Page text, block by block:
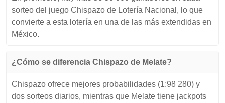
sorteo del juego Chispazo de Lotería Nacional, lo que
convierte a esta lotería en una de las más extendidas en
México.
¿Cómo se diferencia Chispazo de Melate?
Chispazo ofrece mejores probabilidades (1:98 280) y
dos sorteos diarios, mientras que Melate tiene jackpots